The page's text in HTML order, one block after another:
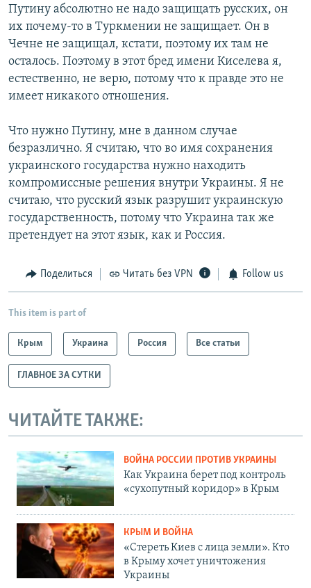
Путину абсолютно не надо защищать русских, он
их почему-то в Туркмении не защищает. Он в
Чечне не защищал, кстати, поэтому их там не
осталось. Поэтому в этот бред имени Киселева я,
естественно, не верю, потому что к правде это не
имеет никакого отношения.
Что нужно Путину, мне в данном случае
безразлично. Я считаю, что во имя сохранения
украинского государства нужно находить
компромиссные решения внутри Украины. Я не
считаю, что русский язык разрушит украинскую
государственность, потому что Украина так же
претендует на этот язык, как и Россия.
Поделиться Читать без VPN Follow us
This item is part of
Крым Украина Россия Все статьи
ГЛАВНОЕ ЗА СУТКИ
ЧИТАЙТЕ ТАКЖЕ:
ВОЙНА РОССИИ ПРОТИВ УКРАИНЫ
Как Украина берет под контроль
«сухопутный коридор» в Крым
КРЫМ И ВОЙНА
«Стереть Киев с лица земли». Кто
в Крыму хочет уничтожения
Украины